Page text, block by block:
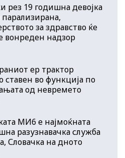
рез 19 годишна девојка
парализирана,
за здравство ќе
вонреден надзор
ер трактор
ставен во функција по
од невремето
МИ6 е најмоќната
разузнавачка служба
Словачка на дното